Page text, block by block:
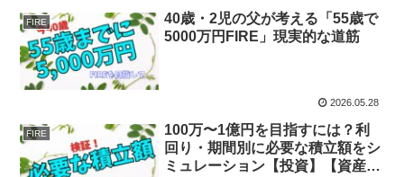
FIRE
40歳・2児の父が考える「55歳で
5000万円FIRE」現実的な道筋
2026.05.28
FIRE
100万〜1億円を目指すには？利
回り・期間別に必要な積立額をシ
ミュレーション【投資】【資産形